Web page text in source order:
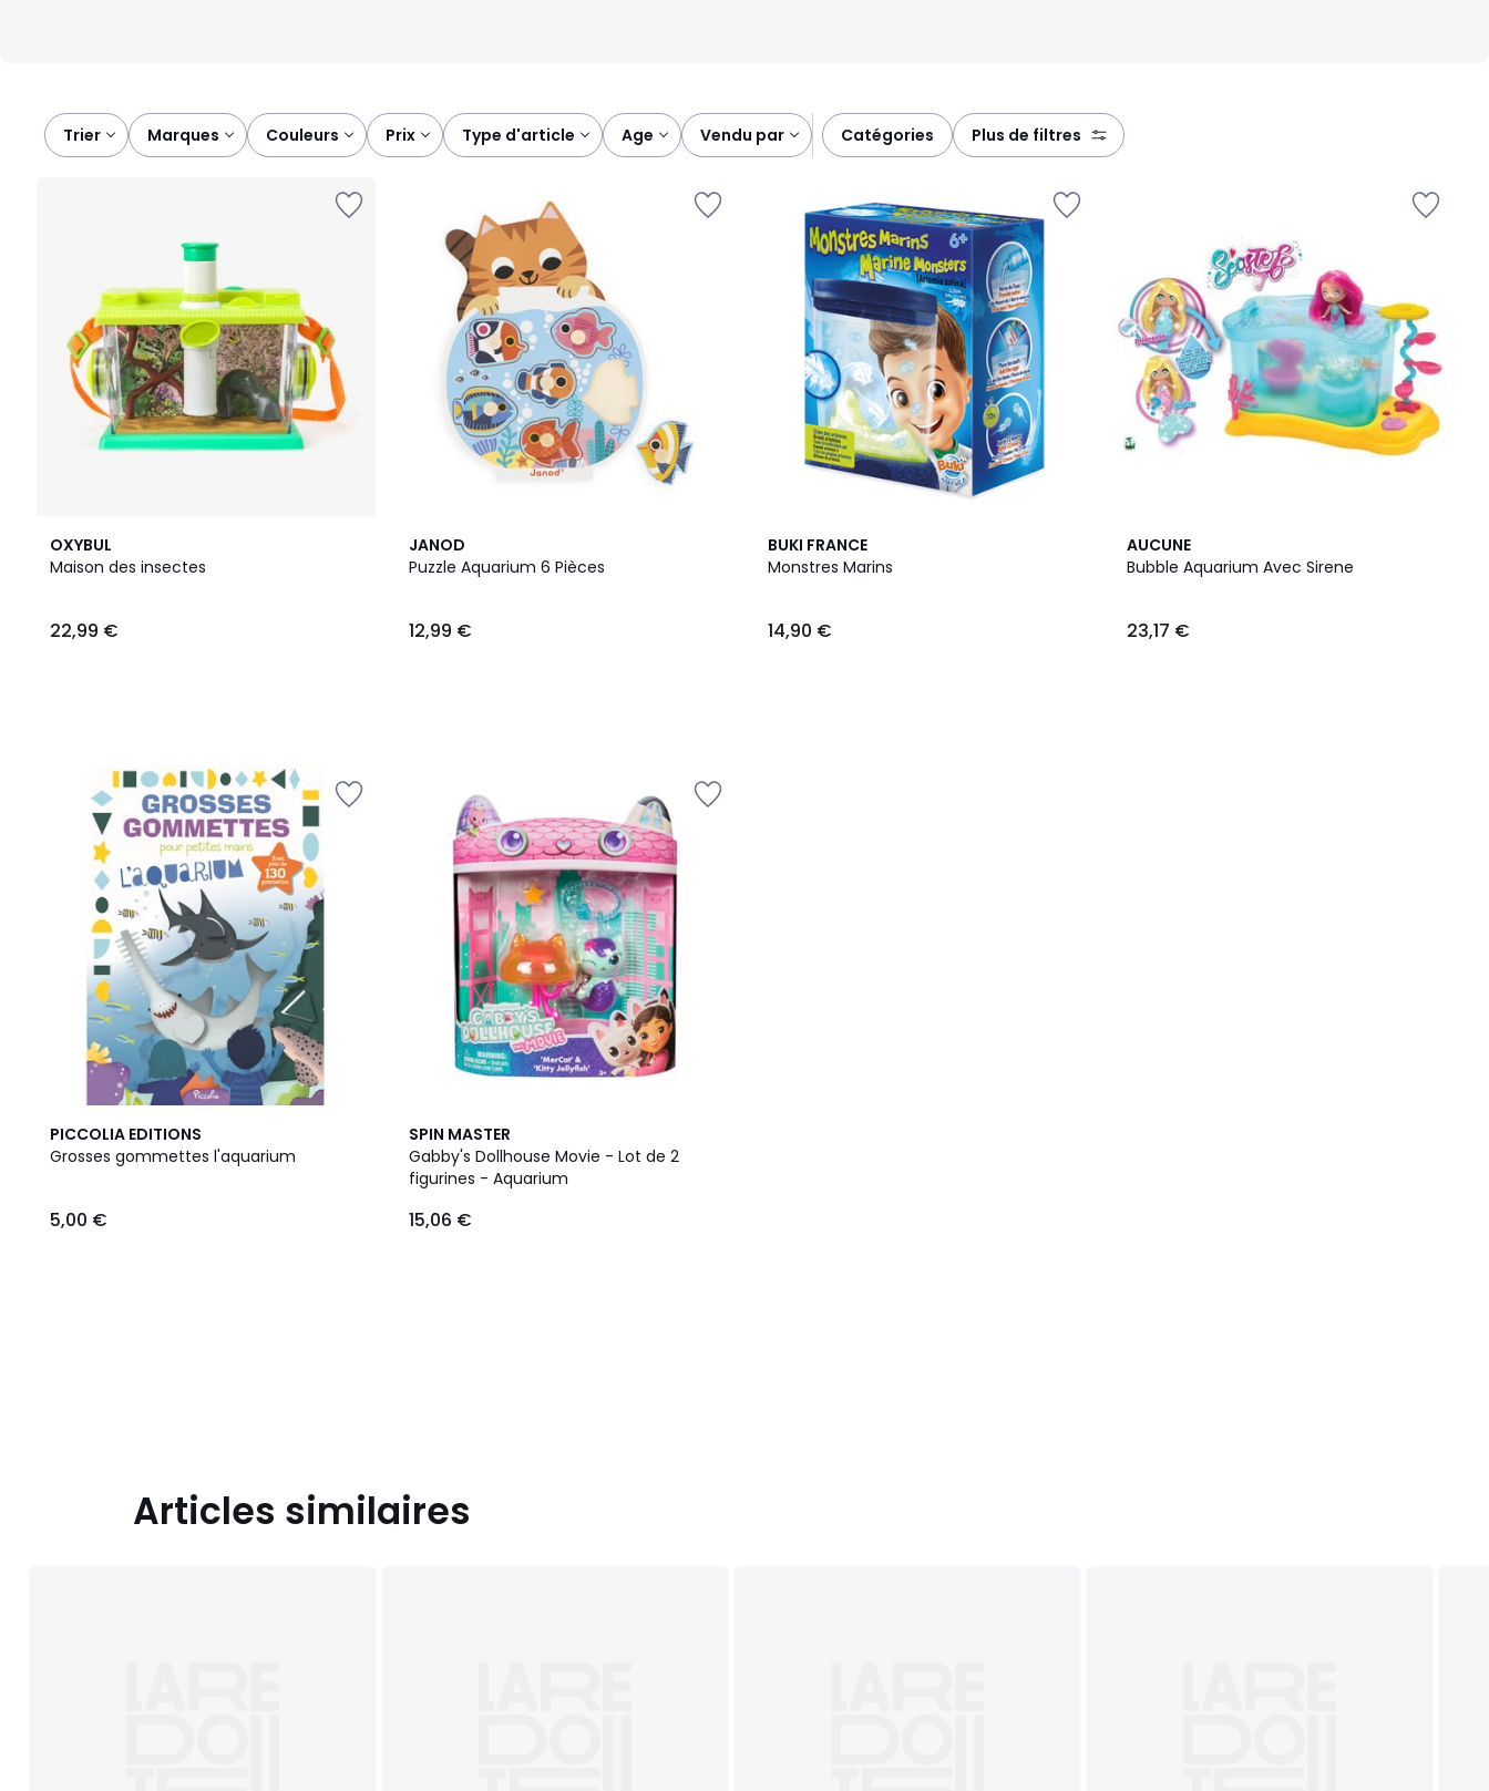
Trier marques couleurs prix type d'article age vendu par catégories plus de filtres
OXYBUL
Maison des insectes
€.
22,99 €
JANOD
Puzzle Aquarium 6 Pièces
12,99 €
BUKI FRANCE
Monstres Marins
14,90 €
AUCUNE
Bubble Aquarium Avec Sirene
23,17 €
PICCOLIA EDITIONS
Grosses gommettes l'aquarium
5,00 €
SPIN MASTER
Gabby's Dollhouse Movie - Lot de 2
figurines - Aquarium
15,06 €
Articles similaires